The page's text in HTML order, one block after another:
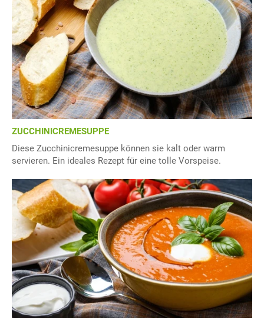
ZUCCHINICREMESUPPE
Diese Zucchinicremesuppe können sie kalt oder warm
servieren. Ein ideales Rezept für eine tolle Vorspeise.